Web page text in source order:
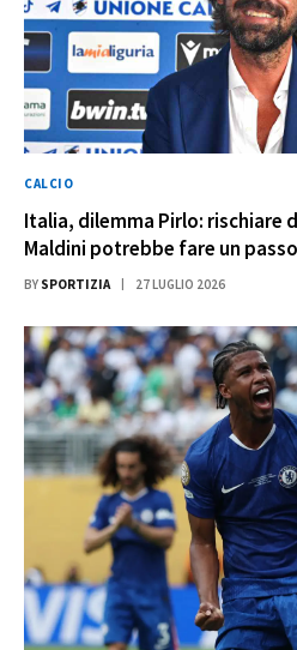
CALCIO
Italia, dilemma Pirlo: rischiare
Maldini potrebbe fare un
BY SPORTIZIA 27 LUGLIO 2026